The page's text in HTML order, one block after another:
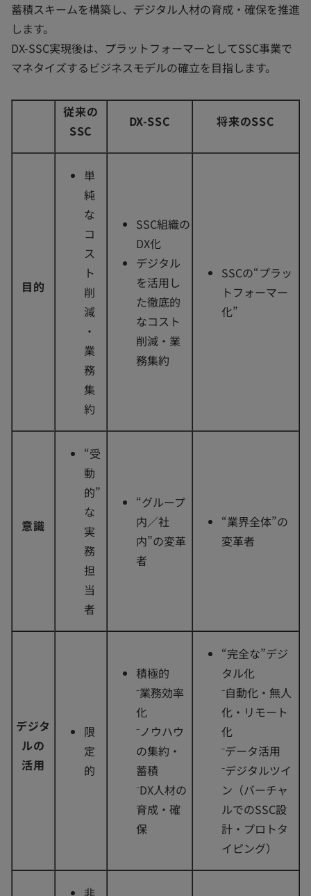
蓄積スキームを構築し、デジタル人材の育成・確保を推進
します。
DX-SSC実現後は、プラットフォーマーとしてSSC事業で
マネタイズするビジネスモデルの確立を目指します。
従来の
SSC
DX-SSC 将来のSSC
目的
単
純
な
コ
ス
ト
削
減
・
業
務
集
約
SSC組織の
DX化
デジタル
を活用し
た徹底的
なコスト
削減・業
務集約
SSCの“プラッ
トフォーマー
化”
意識
“受
動
的”
な
実
務
担
当
者
“グループ
内／社
内”の変革
者
“業界全体”の
変革者
デジタ
ルの
活用
限
定
的
積極的
⁻業務効率
化
⁻ノウハウ
の集約・
蓄積
⁻DX人材の
育成・確
保
“完全な”デジ
タル化
⁻自動化・無人
化・リモート
化
⁻データ活用
⁻デジタルツイ
ン（バーチャ
ルでのSSC設
計・プロトタ
イピング）